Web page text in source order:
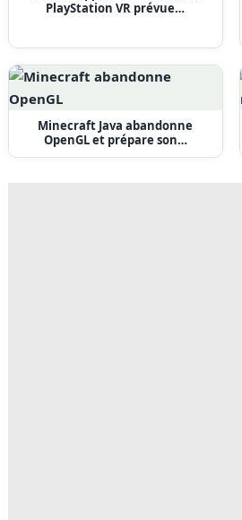
PlayStation VR prévue…
Minecraft Java abandonne
OpenGL et prépare son…